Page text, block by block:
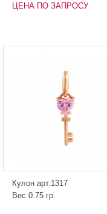
ЦЕНА ПО ЗАПРОСУ
Кулон арт.1317
Вес 0.75 гр.